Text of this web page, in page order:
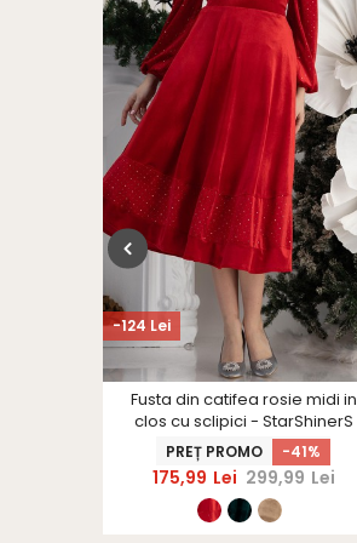
-124 Lei
Fusta din catifea rosie midi in
clos cu sclipici - StarShinerS
PREȚ PROMO -41%
175,99 Lei 299,99 Lei